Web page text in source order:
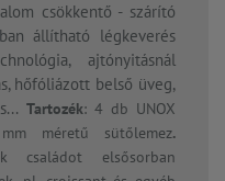
csökkentő - szárító
állítható légkeverés
ajtónyitásnál
hőfóliázott belső üveg,
Tartozék: 4 db UNOX
méretű sütőlemez.
elsősorban